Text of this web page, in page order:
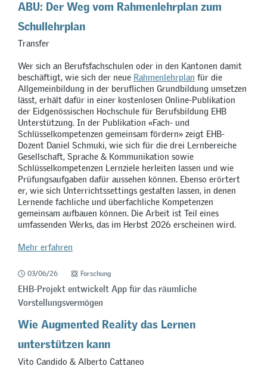
Schullehrplan
Transfer
Wer sich an Berufsfachschulen oder in den Kantonen damit
beschäftigt, wie sich der neue Rahmenlehrplan für die
Allgemeinbildung in der beruflichen Grundbildung umsetzen
lässt, erhält dafür in einer kostenlosen Online-Publikation
der Eidgenössischen Hochschule für Berufsbildung EHB
Unterstützung. In der Publikation «Fach- und
Schlüsselkompetenzen gemeinsam fördern» zeigt EHB-
Dozent Daniel Schmuki, wie sich für die drei Lernbereiche
Gesellschaft, Sprache & Kommunikation sowie
Schlüsselkompetenzen Lernziele herleiten lassen und wie
Prüfungsaufgaben dafür aussehen können. Ebenso erörtert
er, wie sich Unterrichtssettings gestalten lassen, in denen
Lernende fachliche und überfachliche Kompetenzen
gemeinsam aufbauen können. Die Arbeit ist Teil eines
umfassenden Werks, das im Herbst 2026 erscheinen wird.
Mehr erfahren
03/06/26 Forschung
EHB-Projekt entwickelt App für das räumliche
Vorstellungsvermögen
Wie Augmented Reality das Lernen
unterstützen kann
Vito Candido & Alberto Cattaneo